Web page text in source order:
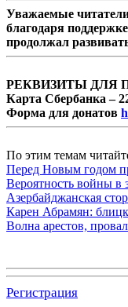
Уважаемые
благодаря
продолжал
РЕКВИЗИТЫ ДЛЯ
Карта Сбербанка –
Форма для донатов
По этим темам
Перед Новым годом
Вероятность войны в
Азербайджанская
Карен Абрамян:
Волна арестов,
Регистрация